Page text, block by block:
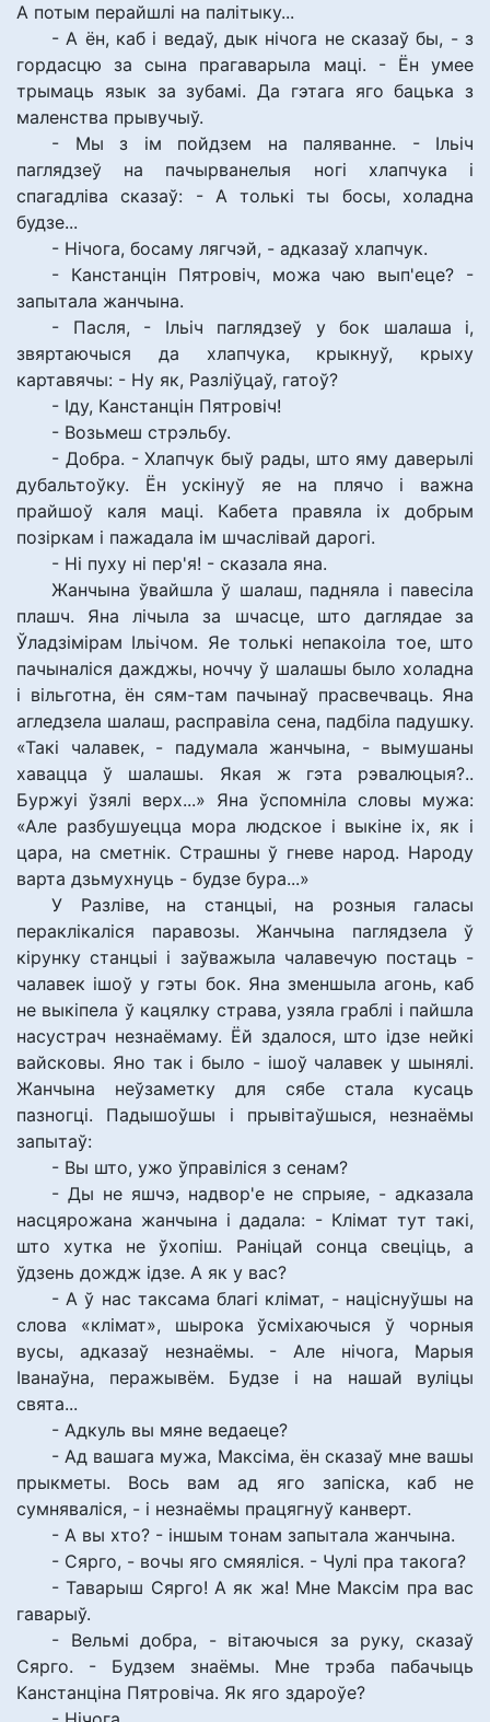
А потым перайшлі на палітыку...
- А ён, каб і ведаў, дык нічога не сказаў бы, - з
гордасцю за сына прагаварыла маці. - Ён умее
трымаць язык за зубамі. Да гэтага яго бацька з
маленства прывучыў.
- Мы з ім пойдзем на паляванне. - Ільіч
паглядзеў на пачырванелыя ногі хлапчука і
спагадліва сказаў: - А толькі ты босы, холадна
будзе...
- Нічога, босаму лягчэй, - адказаў хлапчук.
- Канстанцін Пятровіч, можа чаю вып'еце? -
запытала жанчына.
- Пасля, - Ільіч паглядзеў у бок шалаша і,
звяртаючыся да хлапчука, крыкнуў, крыху
картавячы: - Ну як, Разліўцаў, гатоў?
- Іду, Канстанцін Пятровіч!
- Возьмеш стрэльбу.
- Добра. - Хлапчук быў рады, што яму даверылі
дубальтоўку. Ён ускінуў яе на плячо і важна
прайшоў каля маці. Кабета правяла іх добрым
позіркам і пажадала ім шчаслівай дарогі.
- Ні пуху ні пер'я! - сказала яна.
Жанчына ўвайшла ў шалаш, падняла і павесіла
плашч. Яна лічыла за шчасце, што даглядае за
Ўладзімірам Ільічом. Яе толькі непакоіла тое, што
пачыналіся дажджы, ноччу ў шалашы было холадна
і вільготна, ён сям-там пачынаў прасвечваць. Яна
агледзела шалаш, расправіла сена, падбіла падушку.
«Такі чалавек, - падумала жанчына, - вымушаны
хавацца ў шалашы. Якая ж гэта рэвалюцыя?..
Буржуі ўзялі верх...» Яна ўспомніла словы мужа:
«Але разбушуецца мора людское і выкіне іх, як і
цара, на сметнік. Страшны ў гневе народ. Народу
варта дзьмухнуць - будзе бура...»
У Разліве, на станцыі, на розныя галасы
пераклікаліся паравозы. Жанчына паглядзела ў
кірунку станцыі і заўважыла чалавечую постаць -
чалавек ішоў у гэты бок. Яна зменшыла агонь, каб
не выкіпела ў кацялку страва, узяла граблі і пайшла
насустрач незнаёмаму. Ёй здалося, што ідзе нейкі
вайсковы. Яно так і было - ішоў чалавек у шынялі.
Жанчына неўзаметку для сябе стала кусаць
пазногці. Падышоўшы і прывітаўшыся, незнаёмы
запытаў:
- Вы што, ужо ўправіліся з сенам?
- Ды не яшчэ, надвор'е не спрыяе, - адказала
насцярожана жанчына і дадала: - Клімат тут такі,
што хутка не ўхопіш. Раніцай сонца свеціць, а
ўдзень дождж ідзе. А як у вас?
- А ў нас таксама благі клімат, - націснуўшы на
слова «клімат», шырока ўсміхаючыся ў чорныя
вусы, адказаў незнаёмы. - Але нічога, Марыя
Іванаўна, перажывём. Будзе і на нашай вуліцы
свята...
- Адкуль вы мяне ведаеце?
- Ад вашага мужа, Максіма, ён сказаў мне вашы
прыкметы. Вось вам ад яго запіска, каб не
сумняваліся, - і незнаёмы працягнуў канверт.
- А вы хто? - іншым тонам запытала жанчына.
- Сярго, - вочы яго смяяліся. - Чулі пра такога?
- Таварыш Сярго! А як жа! Мне Максім пра вас
гаварыў.
- Вельмі добра, - вітаючыся за руку, сказаў
Сярго. - Будзем знаёмы. Мне трэба пабачыць
Канстанціна Пятровіча. Як яго здароўе?